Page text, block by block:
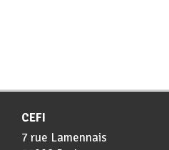
CEFI
7 rue Lamennais